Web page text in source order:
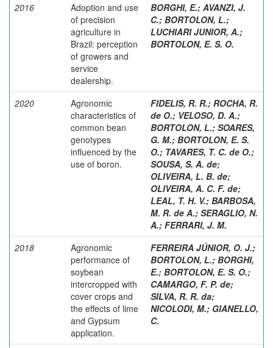
2016
Adoption and use
of precision
agriculture in
Brazil: perception
of growers and
service
dealership.
BORGHI, E.; AVANZI, J.
C.; BORTOLON, L.;
LUCHIARI JUNIOR, A.;
BORTOLON, E. S. O.
2020
Agronomic
characteristics of
common bean
genotypes
influenced by the
use of boron.
FIDELIS, R. R.; ROCHA, R.
de O.; VELOSO, D. A.;
BORTOLON, L.; SOARES,
G. M.; BORTOLON, E. S.
O.; TAVARES, T. C. de O.;
SOUSA, S. A. de;
OLIVEIRA, L. B. de;
OLIVEIRA, A. C. F. de;
LEAL, T. H. V.; BARBOSA,
M. R. de A.; SERAGLIO, N.
A.; FERRARI, J. M.
2018
Agronomic
performance of
soybean
intercropped with
cover crops and
the effects of lime
and Gypsum
application.
FERREIRA JÚNIOR, O. J.;
BORTOLON, L.; BORGHI,
E.; BORTOLON, E. S. O.;
CAMARGO, F. P. de;
SILVA, R. R. da;
NICOLODI, M.; GIANELLO,
C.